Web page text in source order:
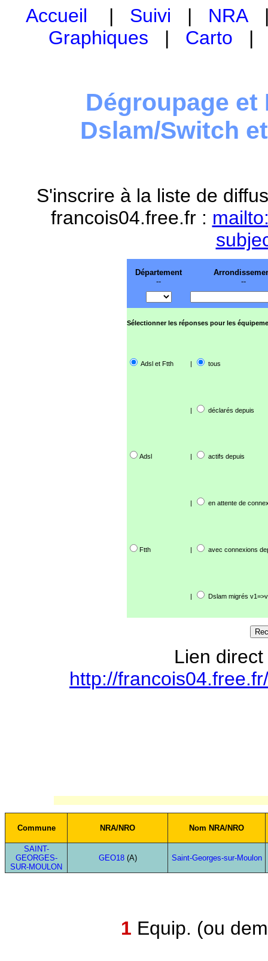
Accueil | Suivi | NRA
Graphiques | Carto
Dégroupage et
Dslam/Switch
S'inscrire à la liste de
francois04.free.fr :
Département
--
--
Sélectionner les réponses pour les
Adsl et Ftth | tous
| déclarés depuis
Adsl | actifs depuis
| en attente de
Ftth | avec connexions
| Dslam migrés
Lien
http://
Commune NRA/NRO Nom NRA/NRO
SAINT-
GEORGES-
SUR-MOULON
GEO18(A) Saint-Georges-sur-Moulon
1 Equip. (ou